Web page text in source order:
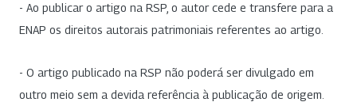
- Ao publicar o artigo na RSP, o autor cede e transfere para a
ENAP os direitos autorais patrimoniais referentes ao artigo.
- O artigo publicado na RSP não poderá ser divulgado em
outro meio sem a devida referência à publicação de origem.